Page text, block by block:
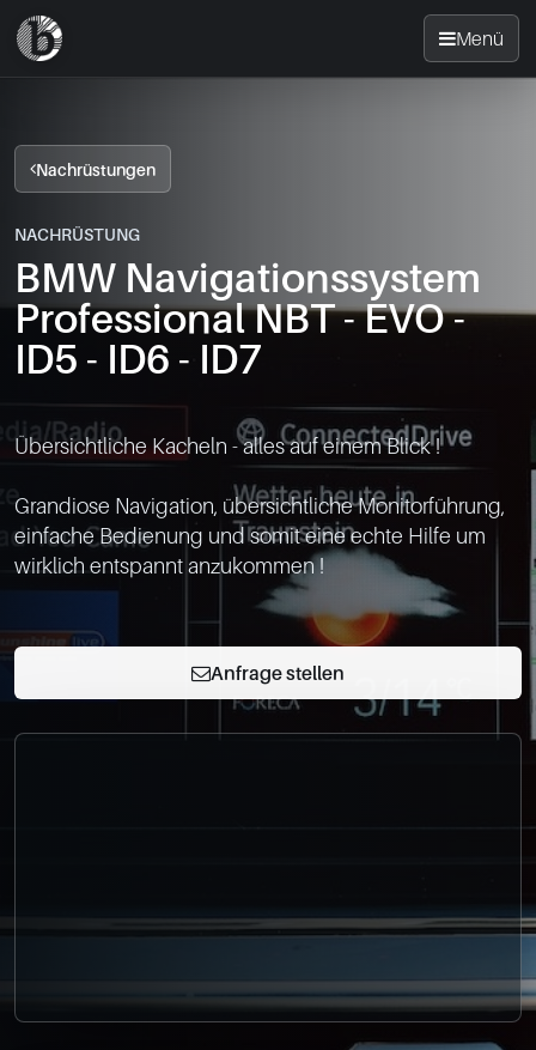
Menü
Nachrüsten
News
FAQ
Standorte
0049-861-900290
info@bimmer-manufaktur.de
Nachrüstungen
NACHRÜSTUNG
BMW Navigationssystem
Professional NBT - EVO -
ID5 - ID6 - ID7
Übersichtliche Kacheln - alles auf einem Blick !
Grandiose Navigation, übersichtliche Monitorführung,
einfache Bedienung und somit eine echte Hilfe um
wirklich entspannt anzukommen !
Anfrage stellen